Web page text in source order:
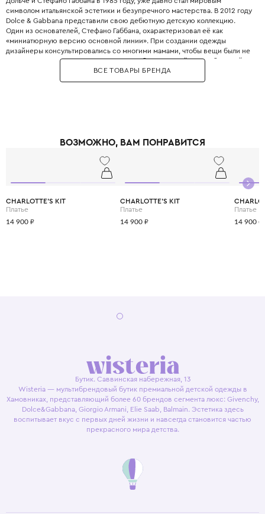
символом итальянской эстетики и безупречного мастерства. В 2012 году
Dolce & Gabbana представили свою дебютную детскую коллекцию.
Один из основателей, Стефано Габбана, охарактеризовал её как
«миниатюрную версию основной линии». При создании одежды
дизайнеры консультировались со многими мамами, чтобы вещи были не
только стильными, но и максимально удобными. Дизайнеры с большой
любовью и вниманием перенесли в детский гардероб все коды
взрослой моды: яркие цветочные принты, благородное кружево,
а главное - сделать его детство по-настоящему незабываемым и
ВСЕ ТОВАРЫ БРЕНДА
ВОЗМОЖНО, ВАМ ПОНРАВИТСЯ
CHARLOTTE'S KIT
Платье
14 900 ₽
CHARLOTTE'S KIT
Платье
14 900 ₽
Платье
14 900 ₽
Бутик. Саввинская набережная, 13
Wisteria — мультибрендовый бутик премиальной детской одежды в
Хамовниках, представляющий более 60 брендов сегмента люкс: Givenchy,
Dolce&Gabbana, Giorgio Armani, Elie Saab, Balmain. Эстетика здесь
воспитывает вкус с первых дней жизни и навсегда становится частью
прекрасного мира детства.